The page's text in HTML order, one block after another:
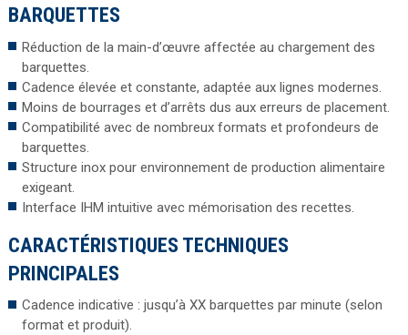
BARQUETTES
Réduction de la main-d’œuvre affectée au chargement des
barquettes.
Cadence élevée et constante, adaptée aux lignes modernes.
Moins de bourrages et d’arrêts dus aux erreurs de placement.
Compatibilité avec de nombreux formats et profondeurs de
barquettes.
Structure inox pour environnement de production alimentaire
exigeant.
Interface IHM intuitive avec mémorisation des recettes.
CARACTÉRISTIQUES TECHNIQUES
PRINCIPALES
Cadence indicative : jusqu’à XX barquettes par minute (selon
format et produit).